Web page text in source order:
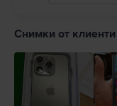
Снимки от клиенти